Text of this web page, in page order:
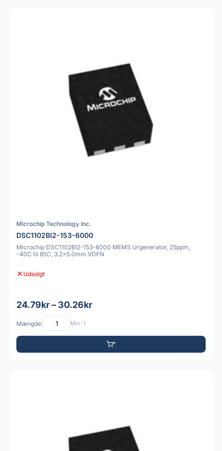
Microchip Technology Inc.
DSC1102BI2-153-6000
Microchip DSC1102BI2-153-6000 MEMS Urgenerator, 25ppm,
-40C til 85C, 3.2x5.0mm VDFN
Udsolgt
24.79kr – 30.26kr
Mængde: Min: 1